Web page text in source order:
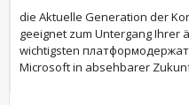
die Aktuelle Generation der
geeignet zum Untergang Ihrer
wichtigsten
Microsoft in absehbarer